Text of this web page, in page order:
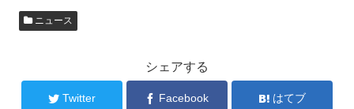
ニュース
シェアする
Twitter Facebook はてブ